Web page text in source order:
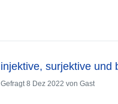
injektive, surjektive und
Gefragt 8 Dez 2022 von Gast